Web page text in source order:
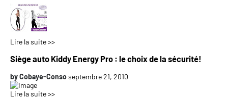
Lire la suite >>
Siège auto Kiddy Energy Pro : le choix de la sécurité!
byCobaye-Consoseptembre 21, 2010
Lire la suite >>